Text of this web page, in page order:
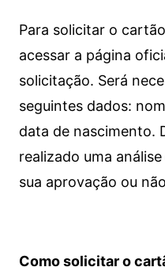
Para solicitar o
acessar a página
solicitação. Será
seguintes dados:
data de nascimento.
realizado uma
sua aprovação ou
Como solicitar o